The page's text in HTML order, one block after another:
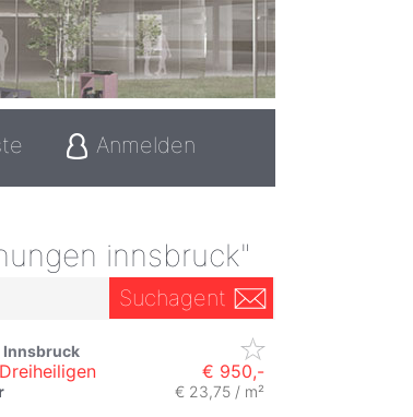
Anmelden
innsbruck"
Suchagent
Innsbruck
€ 950,-
€ 23,75 / m²